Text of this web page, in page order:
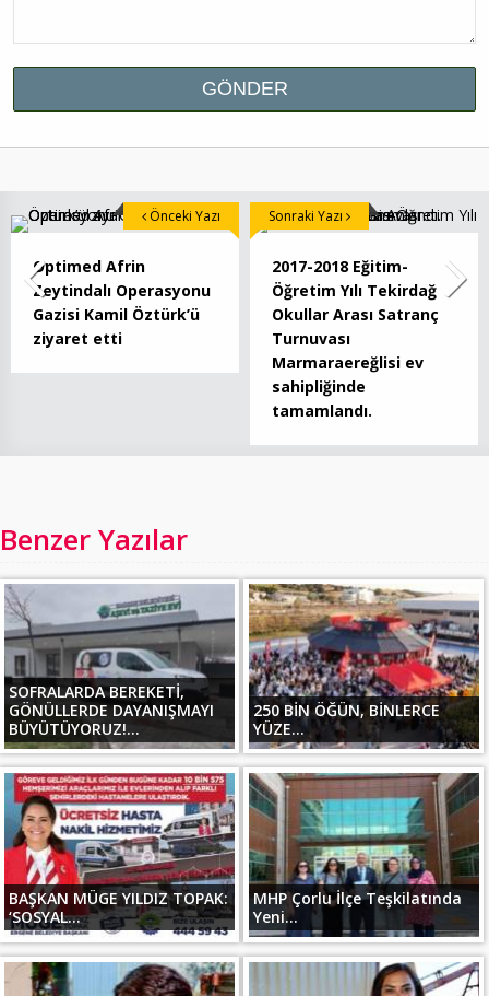
Optimed Afrin
Zeytindalı Operasyonu
Gazisi Kamil Öztürk’ü
ziyaret etti
Önceki Yazı
2017-2018 Eğitim-
Öğretim Yılı Tekirdağ
Okullar Arası Satranç
Turnuvası
Marmaraereğlisi ev
sahipliğinde
tamamlandı.
Sonraki Yazı
Benzer Yazılar
SOFRALARDA BEREKETİ,
GÖNÜLLERDE DAYANIŞMAYI
BÜYÜTÜYORUZ!...
250 BİN ÖĞÜN, BİNLERCE
YÜZE...
BAŞKAN MÜGE YILDIZ TOPAK:
‘SOSYAL...
MHP Çorlu İlçe Teşkilatında
Yeni...